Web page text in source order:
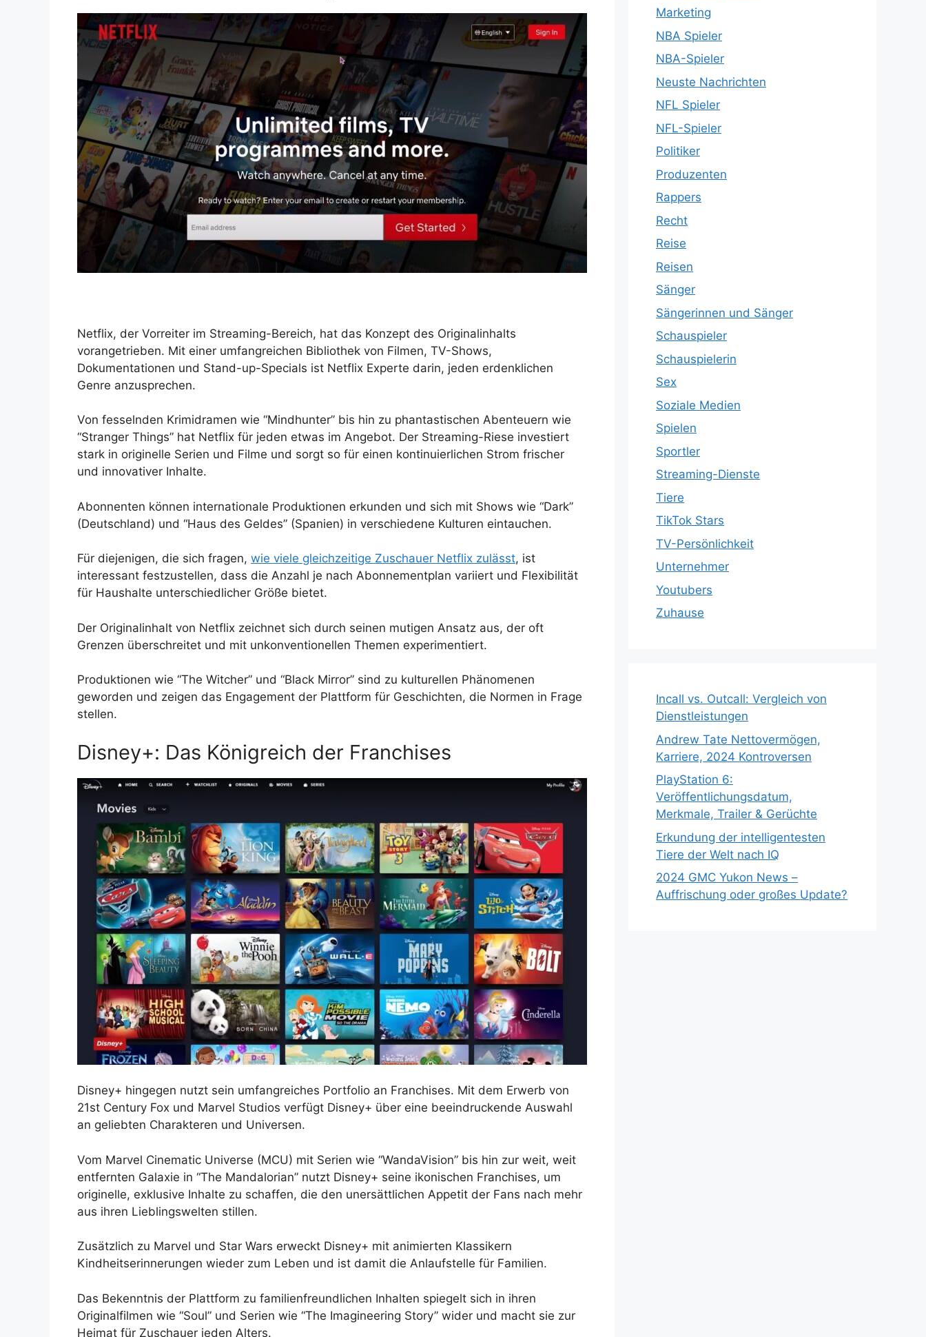
Netflix, der Vorreiter im Streaming-Bereich, hat das Konzept des Originalinhalts
vorangetrieben. Mit einer umfangreichen Bibliothek von Filmen, TV-Shows,
Dokumentationen und Stand-up-Specials ist Netflix Experte darin, jeden erdenklichen
Genre anzusprechen.
Von fesselnden Krimidramen wie “Mindhunter” bis hin zu phantastischen Abenteuern wie
“Stranger Things” hat Netflix für jeden etwas im Angebot. Der Streaming-Riese investiert
stark in originelle Serien und Filme und sorgt so für einen kontinuierlichen Strom frischer
und innovativer Inhalte.
Abonnenten können internationale Produktionen erkunden und sich mit Shows wie “Dark”
(Deutschland) und “Haus des Geldes” (Spanien) in verschiedene Kulturen eintauchen.
Für diejenigen, die sich fragen, wie viele gleichzeitige Zuschauer Netflix zulässt, ist
interessant festzustellen, dass die Anzahl je nach Abonnementplan variiert und Flexibilität
für Haushalte unterschiedlicher Größe bietet.
Der Originalinhalt von Netflix zeichnet sich durch seinen mutigen Ansatz aus, der oft
Grenzen überschreitet und mit unkonventionellen Themen experimentiert.
Produktionen wie “The Witcher” und “Black Mirror” sind zu kulturellen Phänomenen
geworden und zeigen das Engagement der Plattform für Geschichten, die Normen in Frage
stellen.
Disney+: Das Königreich der Franchises
Disney+ hingegen nutzt sein umfangreiches Portfolio an Franchises. Mit dem Erwerb von
21st Century Fox und Marvel Studios verfügt Disney+ über eine beeindruckende Auswahl
an geliebten Charakteren und Universen.
Vom Marvel Cinematic Universe (MCU) mit Serien wie “WandaVision” bis hin zur weit, weit
entfernten Galaxie in “The Mandalorian” nutzt Disney+ seine ikonischen Franchises, um
originelle, exklusive Inhalte zu schaffen, die den unersättlichen Appetit der Fans nach mehr
aus ihren Lieblingswelten stillen.
Zusätzlich zu Marvel und Star Wars erweckt Disney+ mit animierten Klassikern
Kindheitserinnerungen wieder zum Leben und ist damit die Anlaufstelle für Familien.
Das Bekenntnis der Plattform zu familienfreundlichen Inhalten spiegelt sich in ihren
Originalfilmen wie “Soul” und Serien wie “The Imagineering Story” wider und macht sie zur
Heimat für Zuschauer jeden Alters.
Marketing
NBA Spieler
NBA-Spieler
Neuste Nachrichten
NFL Spieler
NFL-Spieler
Politiker
Produzenten
Rappers
Recht
Reise
Reisen
Sänger
Sängerinnen und Sänger
Schauspieler
Schauspielerin
Sex
Soziale Medien
Spielen
Sportler
Streaming-Dienste
Tiere
TikTok Stars
TV-Persönlichkeit
Unternehmer
Youtubers
Zuhause
Incall vs. Outcall: Vergleich von
Dienstleistungen
Andrew Tate Nettovermögen,
Karriere, 2024 Kontroversen
PlayStation 6:
Veröffentlichungsdatum,
Merkmale, Trailer & Gerüchte
Erkundung der intelligentesten
Tiere der Welt nach IQ
2024 GMC Yukon News –
Auffrischung oder großes Update?